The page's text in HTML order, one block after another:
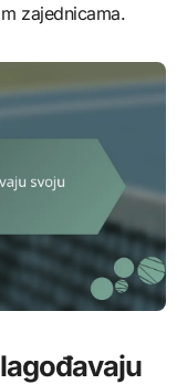
zajednicama.